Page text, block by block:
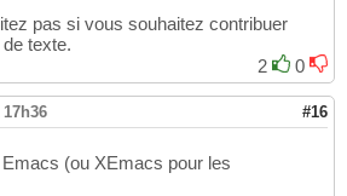
pas si vous souhaitez contribuer
texte.
2
0
17h36 #16
(ou XEmacs pour les